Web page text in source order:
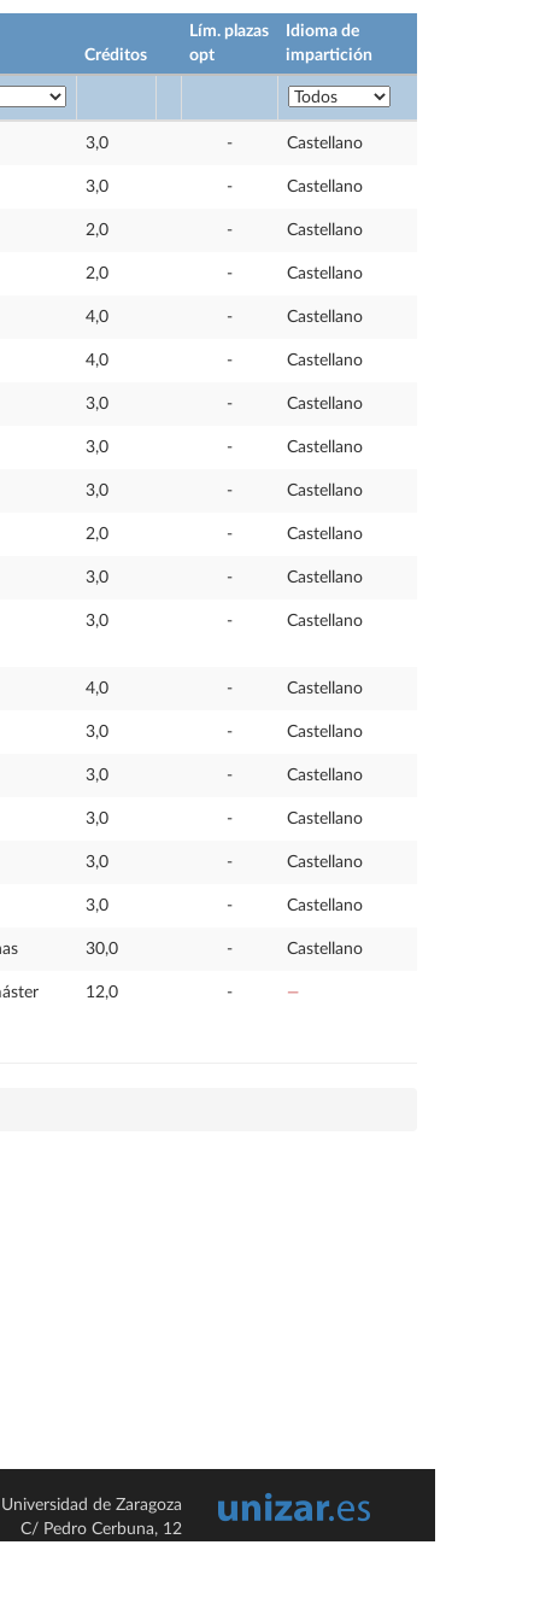
Créditos
Lím. plazas
opt
Idioma de
impartición
3,0 - Castellano
3,0 - Castellano
2,0 - Castellano
2,0 - Castellano
4,0 - Castellano
4,0 - Castellano
3,0 - Castellano
3,0 - Castellano
3,0 - Castellano
2,0 - Castellano
3,0 - Castellano
3,0 - Castellano
4,0 - Castellano
3,0 - Castellano
3,0 - Castellano
3,0 - Castellano
3,0 - Castellano
3,0 - Castellano
30,0 - Castellano
12,0 - —
Universidad de Zaragoza
C/ Pedro Cerbuna, 12